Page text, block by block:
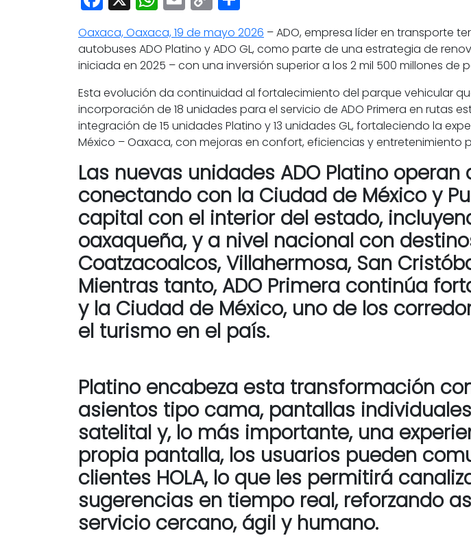
Link
Oaxaca, Oaxaca, 19 de mayo 2026 – ADO, empresa líder en transporte
autobuses ADO Platino y ADO GL, como parte de una estrategia de
iniciada en 2025 – con una inversión superior a los 2 mil 500 millones de
Esta evolución da continuidad al fortalecimiento del parque vehicular
incorporación de 18 unidades para el servicio de ADO Primera en rutas
integración de 15 unidades Platino y 13 unidades GL, fortaleciendo la
México – Oaxaca, con mejoras en confort, eficiencias y entretenimiento
Las nuevas unidades ADO Platino
conectando con la Ciudad de México y
capital con el interior del estado,
oaxaqueña, y a nivel nacional con
Coatzacoalcos, Villahermosa, San
Mientras tanto, ADO Primera continúa
y la Ciudad de México, uno de los
el turismo en el país.
Platino encabeza esta transformación
asientos tipo cama, pantallas
satelital y, lo más importante, una
propia pantalla, los usuarios pueden
clientes HOLA, lo que les permitirá
sugerencias en tiempo real, reforzando
servicio cercano, ágil y humano.